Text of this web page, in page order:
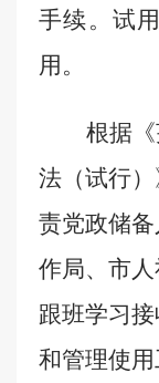
手续。 试
用。
根据
法（试行）
责党政储
作局、 市
跟班学习
和管理使用